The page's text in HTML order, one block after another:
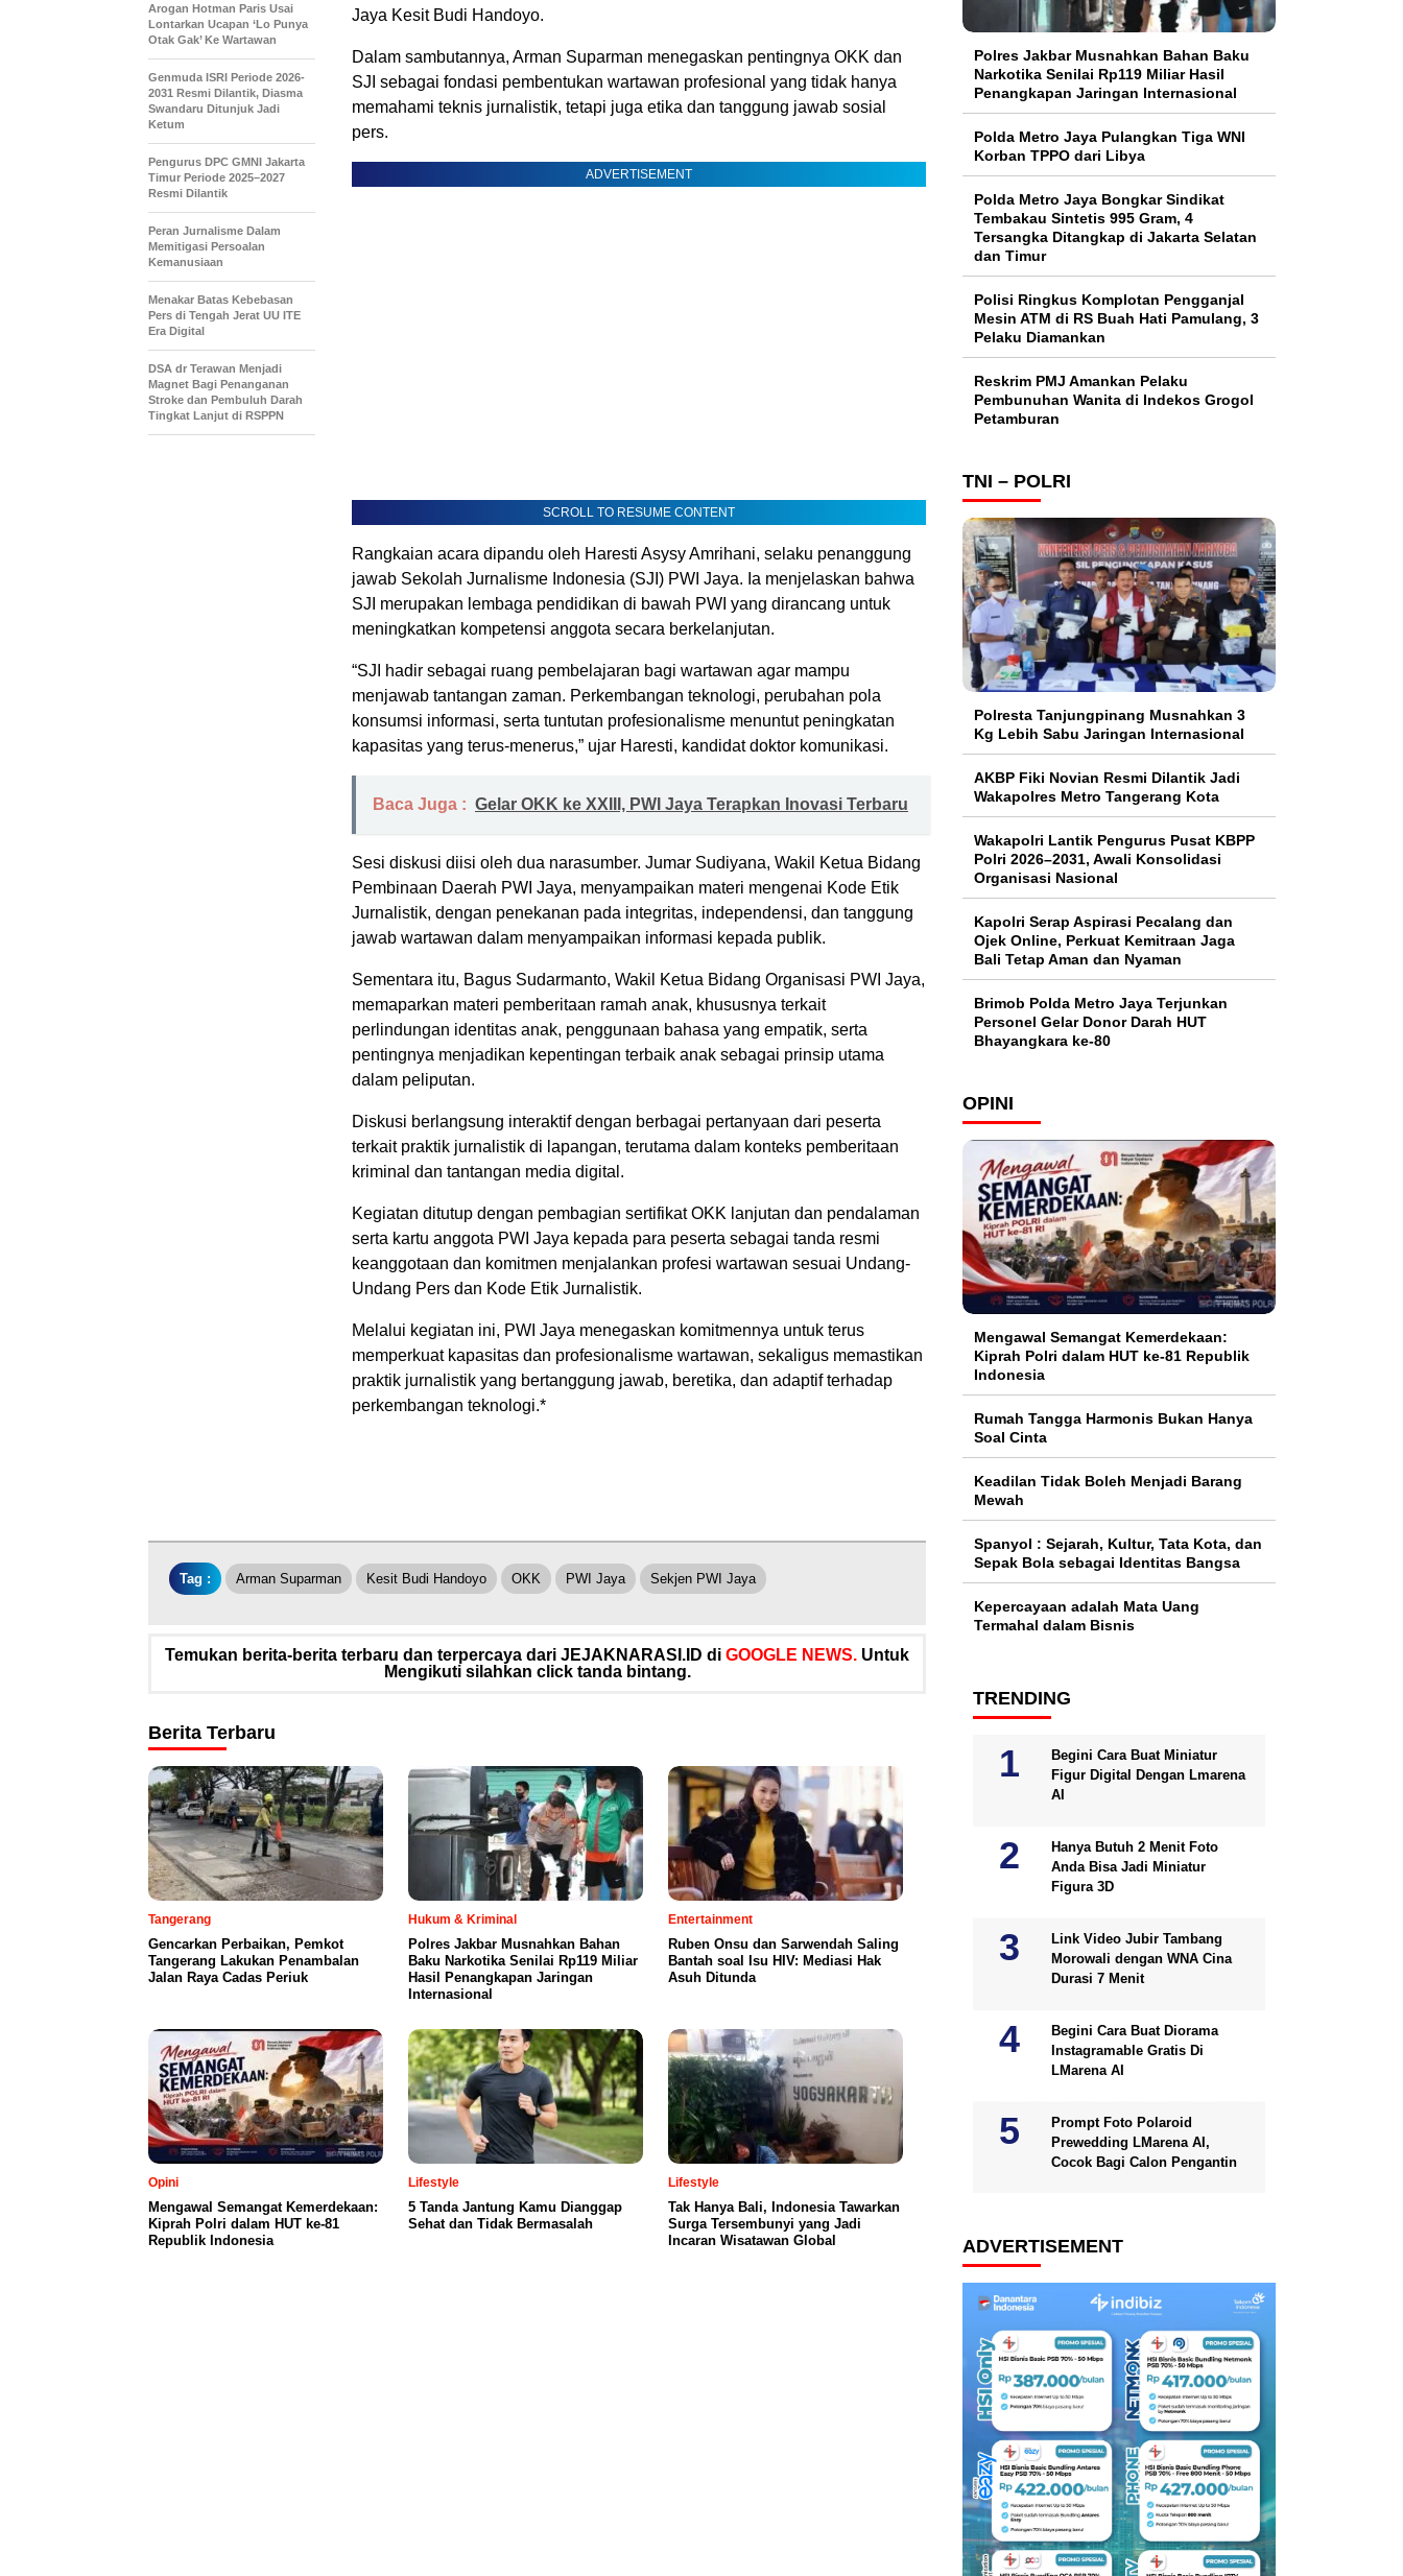
Jaya Kesit Budi Handoyo.
Dalam sambutannya, Arman Suparman menegaskan pentingnya OKK dan
SJI sebagai fondasi pembentukan wartawan profesional yang tidak hanya
memahami teknis jurnalistik, tetapi juga etika dan tanggung jawab sosial
pers.
ADVERTISEMENT
SCROLL TO RESUME CONTENT
Rangkaian acara dipandu oleh Haresti Asysy Amrihani, selaku penanggung
jawab Sekolah Jurnalisme Indonesia (SJI) PWI Jaya. Ia menjelaskan bahwa
SJI merupakan lembaga pendidikan di bawah PWI yang dirancang untuk
meningkatkan kompetensi anggota secara berkelanjutan.
“SJI hadir sebagai ruang pembelajaran bagi wartawan agar mampu
menjawab tantangan zaman. Perkembangan teknologi, perubahan pola
konsumsi informasi, serta tuntutan profesionalisme menuntut peningkatan
kapasitas yang terus-menerus,” ujar Haresti, kandidat doktor komunikasi.
Baca Juga : Gelar OKK ke XXIII, PWI Jaya Terapkan Inovasi Terbaru
Sesi diskusi diisi oleh dua narasumber. Jumar Sudiyana, Wakil Ketua Bidang
Pembinaan Daerah PWI Jaya, menyampaikan materi mengenai Kode Etik
Jurnalistik, dengan penekanan pada integritas, independensi, dan tanggung
jawab wartawan dalam menyampaikan informasi kepada publik.
Sementara itu, Bagus Sudarmanto, Wakil Ketua Bidang Organisasi PWI Jaya,
memaparkan materi pemberitaan ramah anak, khususnya terkait
perlindungan identitas anak, penggunaan bahasa yang empatik, serta
pentingnya menjadikan kepentingan terbaik anak sebagai prinsip utama
dalam peliputan.
Diskusi berlangsung interaktif dengan berbagai pertanyaan dari peserta
terkait praktik jurnalistik di lapangan, terutama dalam konteks pemberitaan
kriminal dan tantangan media digital.
Kegiatan ditutup dengan pembagian sertifikat OKK lanjutan dan pendalaman
serta kartu anggota PWI Jaya kepada para peserta sebagai tanda resmi
keanggotaan dan komitmen menjalankan profesi wartawan sesuai Undang-
Undang Pers dan Kode Etik Jurnalistik.
Melalui kegiatan ini, PWI Jaya menegaskan komitmennya untuk terus
memperkuat kapasitas dan profesionalisme wartawan, sekaligus memastikan
praktik jurnalistik yang bertanggung jawab, beretika, dan adaptif terhadap
perkembangan teknologi.*
Arogan Hotman Paris Usai
Lontarkan Ucapan ‘Lo Punya
Otak Gak’ Ke Wartawan
Genmuda ISRI Periode 2026-
2031 Resmi Dilantik, Diasma
Swandaru Ditunjuk Jadi
Ketum
Pengurus DPC GMNI Jakarta
Timur Periode 2025–2027
Resmi Dilantik
Peran Jurnalisme Dalam
Memitigasi Persoalan
Kemanusiaan
Menakar Batas Kebebasan
Pers di Tengah Jerat UU ITE
Era Digital
DSA dr Terawan Menjadi
Magnet Bagi Penanganan
Stroke dan Pembuluh Darah
Tingkat Lanjut di RSPPN
Tag : Arman Suparman Kesit Budi Handoyo OKK PWI Jaya Sekjen PWI Jaya
Temukan berita-berita terbaru dan terpercaya dari JEJAKNARASI.ID di GOOGLE NEWS. Untuk
Mengikuti silahkan click tanda bintang.
Berita Terbaru
Tangerang
Gencarkan Perbaikan, Pemkot
Tangerang Lakukan Penambalan
Jalan Raya Cadas Periuk
Hukum & Kriminal
Polres Jakbar Musnahkan Bahan
Baku Narkotika Senilai Rp119 Miliar
Hasil Penangkapan Jaringan
Internasional
Entertainment
Ruben Onsu dan Sarwendah Saling
Bantah soal Isu HIV: Mediasi Hak
Asuh Ditunda
Opini
Mengawal Semangat Kemerdekaan:
Kiprah Polri dalam HUT ke-81
Republik Indonesia
Lifestyle
5 Tanda Jantung Kamu Dianggap
Sehat dan Tidak Bermasalah
Lifestyle
Tak Hanya Bali, Indonesia Tawarkan
Surga Tersembunyi yang Jadi
Incaran Wisatawan Global
Polres Jakbar Musnahkan Bahan Baku
Narkotika Senilai Rp119 Miliar Hasil
Penangkapan Jaringan Internasional
Polda Metro Jaya Pulangkan Tiga WNI
Korban TPPO dari Libya
Polda Metro Jaya Bongkar Sindikat
Tembakau Sintetis 995 Gram, 4
Tersangka Ditangkap di Jakarta Selatan
dan Timur
Polisi Ringkus Komplotan Pengganjal
Mesin ATM di RS Buah Hati Pamulang, 3
Pelaku Diamankan
Reskrim PMJ Amankan Pelaku
Pembunuhan Wanita di Indekos Grogol
Petamburan
TNI – POLRI
Polresta Tanjungpinang Musnahkan 3
Kg Lebih Sabu Jaringan Internasional
AKBP Fiki Novian Resmi Dilantik Jadi
Wakapolres Metro Tangerang Kota
Wakapolri Lantik Pengurus Pusat KBPP
Polri 2026–2031, Awali Konsolidasi
Organisasi Nasional
Kapolri Serap Aspirasi Pecalang dan
Ojek Online, Perkuat Kemitraan Jaga
Bali Tetap Aman dan Nyaman
Brimob Polda Metro Jaya Terjunkan
Personel Gelar Donor Darah HUT
Bhayangkara ke-80
OPINI
Mengawal Semangat Kemerdekaan:
Kiprah Polri dalam HUT ke-81 Republik
Indonesia
Rumah Tangga Harmonis Bukan Hanya
Soal Cinta
Keadilan Tidak Boleh Menjadi Barang
Mewah
Spanyol : Sejarah, Kultur, Tata Kota, dan
Sepak Bola sebagai Identitas Bangsa
Kepercayaan adalah Mata Uang
Termahal dalam Bisnis
TRENDING
Begini Cara Buat Miniatur
Figur Digital Dengan Lmarena
AI
Hanya Butuh 2 Menit Foto
Anda Bisa Jadi Miniatur
Figura 3D
Link Video Jubir Tambang
Morowali dengan WNA Cina
Durasi 7 Menit
Begini Cara Buat Diorama
Instagramable Gratis Di
LMarena AI
Prompt Foto Polaroid
Prewedding LMarena AI,
Cocok Bagi Calon Pengantin
ADVERTISEMENT